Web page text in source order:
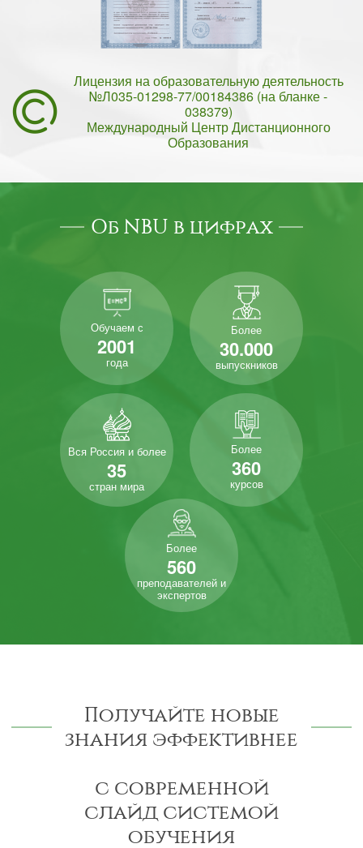
Лицензия на образовательную деятельность
№Л035-01298-77/00184386 (на бланке -
038379)
Международный Центр Дистанционного
Образования
Об NBU в цифрах
Обучаем с
2001
года
Более
30.000
выпускников
Вся Россия и более
35
стран мира
Более
360
курсов
Более
560
преподавателей и
экспертов
Получайте новые
знания эффективнее
с современной
слайд системой
обучения